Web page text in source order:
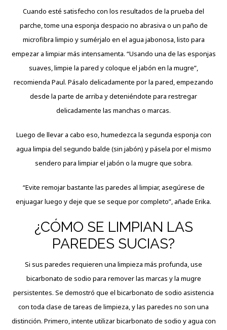
Cuando esté satisfecho con los resultados de la prueba del
parche, tome una esponja despacio no abrasiva o un paño de
microfibra limpio y sumérjalo en el agua jabonosa, listo para
empezar a limpiar más intensamenta. “Usando una de las esponjas
suaves, limpie la pared y coloque el jabón en la mugre”,
recomienda Paul. Pásalo delicadamente por la pared, empezando
desde la parte de arriba y deteniéndote para restregar
delicadamente las manchas o marcas.
Luego de llevar a cabo eso, humedezca la segunda esponja con
agua limpia del segundo balde (sin jabón) y pásela por el mismo
sendero para limpiar el jabón o la mugre que sobra.
“Evite remojar bastante las paredes al limpiar, asegúrese de
enjuagar luego y deje que se seque por completo”, añade Erika.
¿CÓMO SE LIMPIAN LAS
PAREDES SUCIAS?
Si sus paredes requieren una limpieza más profunda, use
bicarbonato de sodio para remover las marcas y la mugre
persistentes. Se demostró que el bicarbonato de sodio asistencia
con toda clase de tareas de limpieza, y las paredes no son una
distinción. Primero, intente utilizar bicarbonato de sodio y agua con